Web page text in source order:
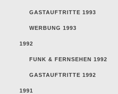
GASTAUFTRITTE 1993
WERBUNG 1993
1992
FUNK & FERNSEHEN 1992
GASTAUFTRITTE 1992
1991